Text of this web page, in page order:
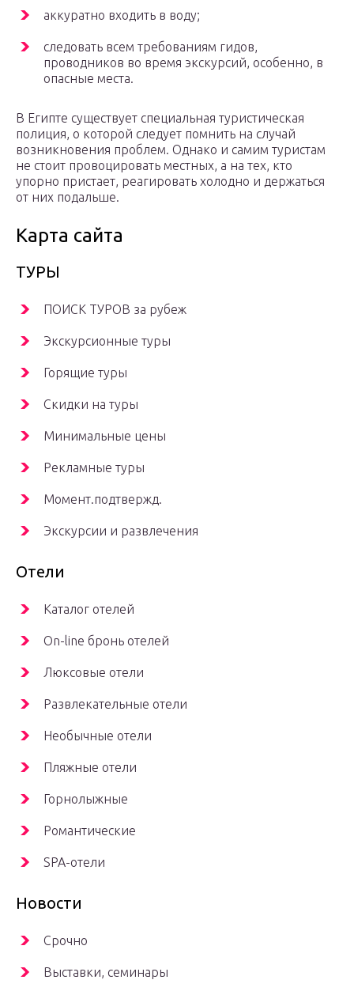
аккуратно входить в воду;
следовать всем требованиям гидов,
проводников во время экскурсий, особенно, в
опасные места.
В Египте существует специальная туристическая
полиция, о которой следует помнить на случай
возникновения проблем. Однако и самим туристам
не стоит провоцировать местных, а на тех, кто
упорно пристает, реагировать холодно и держаться
от них подальше.
Карта сайта
ТУРЫ
ПОИСК ТУРОВ за рубеж
Экскурсионные туры
Горящие туры
Скидки на туры
Минимальные цены
Рекламные туры
Момент.подтвержд.
Экскурсии и развлечения
Отели
Каталог отелей
On-line бронь отелей
Люксовые отели
Развлекательные отели
Необычные отели
Пляжные отели
Горнолыжные
Романтические
SPA-отели
Новости
Срочно
Выставки, семинары